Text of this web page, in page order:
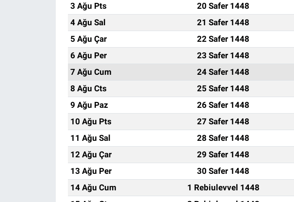
3 Ağu Pts
20 Safer 1448
4 Ağu Sal
21 Safer 1448
5 Ağu Çar
22 Safer 1448
6 Ağu Per
23 Safer 1448
7 Ağu Cum
24 Safer 1448
8 Ağu Cts
25 Safer 1448
9 Ağu Paz
26 Safer 1448
10 Ağu Pts
27 Safer 1448
11 Ağu Sal
28 Safer 1448
12 Ağu Çar
29 Safer 1448
13 Ağu Per
30 Safer 1448
14 Ağu Cum
1 Rebiulevvel 1448